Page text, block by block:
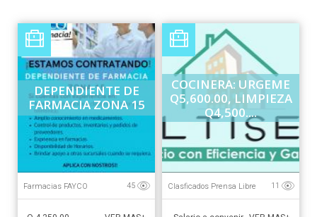
DEPENDIENTE DE
FARMACIA ZONA 15
Farmacias FAYCO 45
COCINERA: URGEME
Q5,600.00, LIMPIEZA
Q4,500....
Clasficados Prensa Libre 11